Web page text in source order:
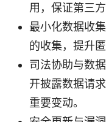
用，保证第三
最小化数据收
的收集，提升匿
司法协助与数
开披露数据请
重要变动。